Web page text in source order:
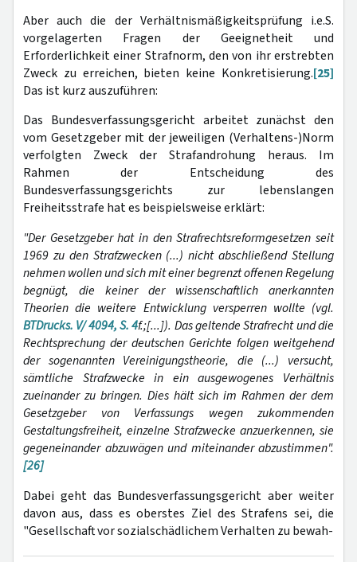
Aber auch die der Verhältnismäßigkeitsprüfung i.e.S.
vorgelagerten Fragen der Geeignetheit und
Erforderlichkeit einer Strafnorm, den von ihr erstrebten
Zweck zu erreichen, bieten keine Konkretisierung.[25]
Das ist kurz auszuführen:
Das Bundesverfassungsgericht arbeitet zunächst den
vom Gesetzgeber mit der jeweiligen (Verhaltens-)Norm
verfolgten Zweck der Strafandrohung heraus. Im
Rahmen der Entscheidung des
Bundesverfassungsgerichts zur lebenslangen
Freiheitsstrafe hat es beispielsweise erklärt:
"Der Gesetzgeber hat in den Strafrechtsreformgesetzen seit
1969 zu den Strafzwecken (...) nicht abschließend Stellung
nehmen wollen und sich mit einer begrenzt offenen Regelung
begnügt, die keiner der wissenschaftlich anerkannten
Theorien die weitere Entwicklung versperren wollte (vgl.
BTDrucks. V/ 4094, S. 4f.;[...]). Das geltende Strafrecht und die
Rechtsprechung der deutschen Gerichte folgen weitgehend
der sogenannten Vereinigungstheorie, die (...) versucht,
sämtliche Strafzwecke in ein ausgewogenes Verhältnis
zueinander zu bringen. Dies hält sich im Rahmen der dem
Gesetzgeber von Verfassungs wegen zukommenden
Gestaltungsfreiheit, einzelne Strafzwecke anzuerkennen, sie
gegeneinander abzuwägen und miteinander abzustimmen".
[26]
Dabei geht das Bundesverfassungsgericht aber weiter
davon aus, dass es oberstes Ziel des Strafens sei, die
"Gesellschaft vor sozialschädlichem Verhalten zu bewah-